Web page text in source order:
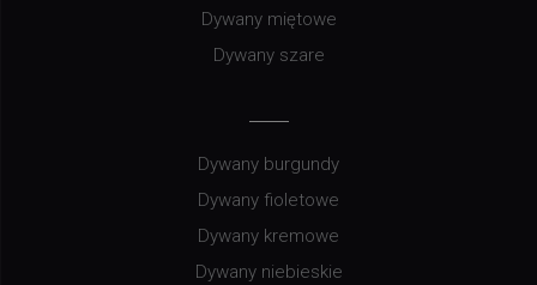
Dywany miętowe
Dywany szare
Dywany burgundy
Dywany fioletowe
Dywany kremowe
Dywany niebieskie